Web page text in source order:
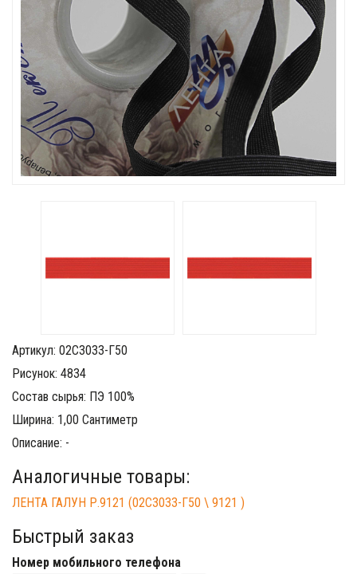
Артикул: 02С3033-Г50
Рисунок: 4834
Состав сырья: ПЭ 100%
Ширина: 1,00 Сантиметр
Описание: -
Аналогичные товары:
ЛЕНТА ГАЛУН Р.9121 (02С3033-Г50 \ 9121 )
Быстрый заказ
Номер мобильного телефона